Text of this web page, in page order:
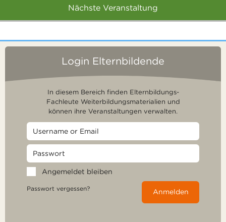
Nächste Veranstaltung
Login Elternbildende
In diesem Bereich finden Elternbildungs-
Fachleute Weiterbildungsmaterialien und
können ihre Veranstaltungen verwalten.
Angemeldet bleiben
Passwort vergessen? Anmelden